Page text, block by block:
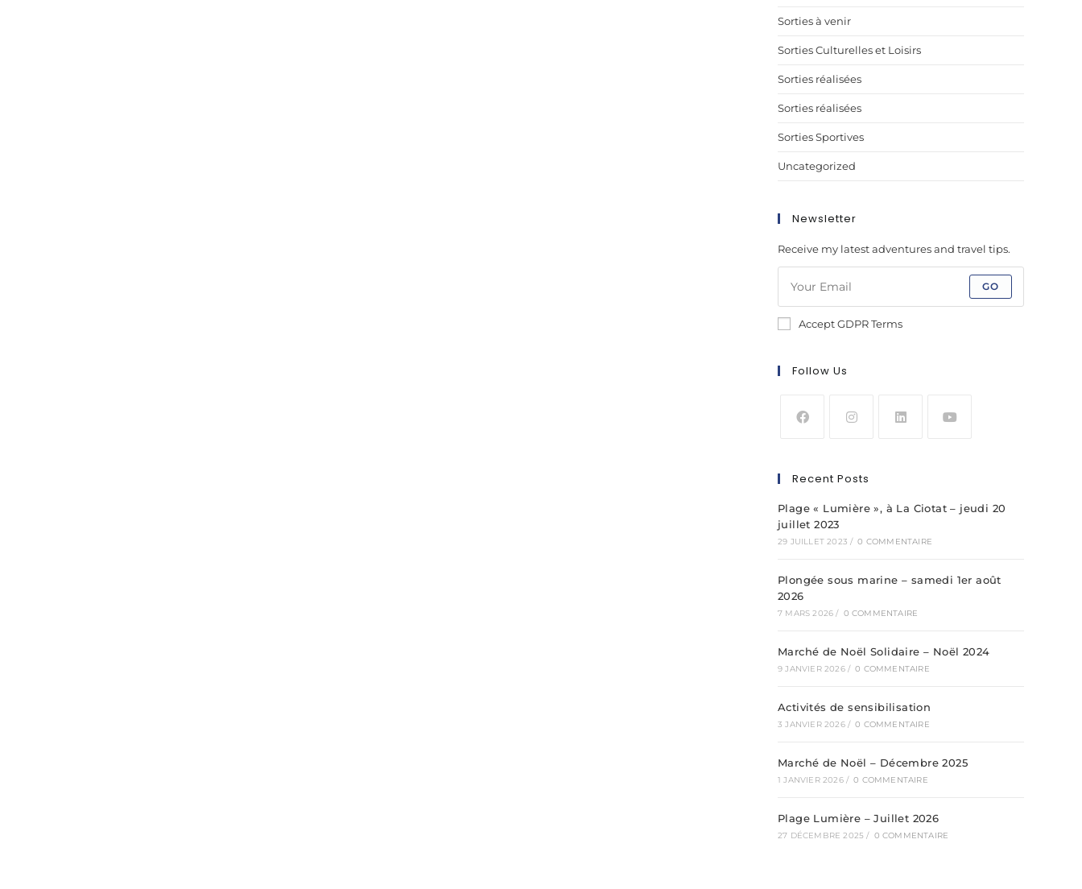
Sorties à venir
Sorties Culturelles et Loisirs
Sorties réalisées
Sorties réalisées
Sorties Sportives
Uncategorized
Newsletter
Receive my latest adventures and travel tips.
GO
Accept GDPR Terms
Follow Us
Recent Posts
Plage « Lumière », à La Ciotat – jeudi 20
juillet 2023
29 JUILLET 2023 / 0 COMMENTAIRE
Plongée sous marine – samedi 1er août
2026
7 MARS 2026 / 0 COMMENTAIRE
Marché de Noël Solidaire – Noël 2024
9 JANVIER 2026 / 0 COMMENTAIRE
Activités de sensibilisation
3 JANVIER 2026 / 0 COMMENTAIRE
Marché de Noël – Décembre 2025
1 JANVIER 2026 / 0 COMMENTAIRE
Plage Lumière – Juillet 2026
27 DÉCEMBRE 2025 / 0 COMMENTAIRE